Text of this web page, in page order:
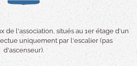
de l'association, situés au 1er étage d'un
uniquement par l'escalier (pas
d'ascenseur).